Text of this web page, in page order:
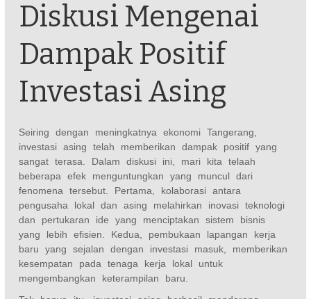
Diskusi Mengenai
Dampak Positif
Investasi Asing
Seiring dengan meningkatnya ekonomi Tangerang,
investasi asing telah memberikan dampak positif yang
sangat terasa. Dalam diskusi ini, mari kita telaah
beberapa efek menguntungkan yang muncul dari
fenomena tersebut. Pertama, kolaborasi antara
pengusaha lokal dan asing melahirkan inovasi teknologi
dan pertukaran ide yang menciptakan sistem bisnis
yang lebih efisien. Kedua, pembukaan lapangan kerja
baru yang sejalan dengan investasi masuk, memberikan
kesempatan pada tenaga kerja lokal untuk
mengembangkan keterampilan baru.